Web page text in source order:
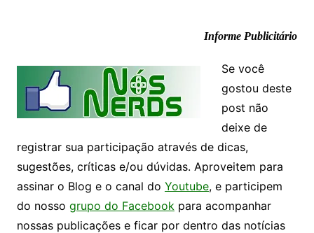
Informe Publicitário
Se você
gostou deste
post não
deixe de
registrar sua participação através de dicas,
sugestões, críticas e/ou dúvidas. Aproveitem para
assinar o Blog e o canal do Youtube, e participem
do nosso grupo do Facebook para acompanhar
nossas publicações e ficar por dentro das notícias